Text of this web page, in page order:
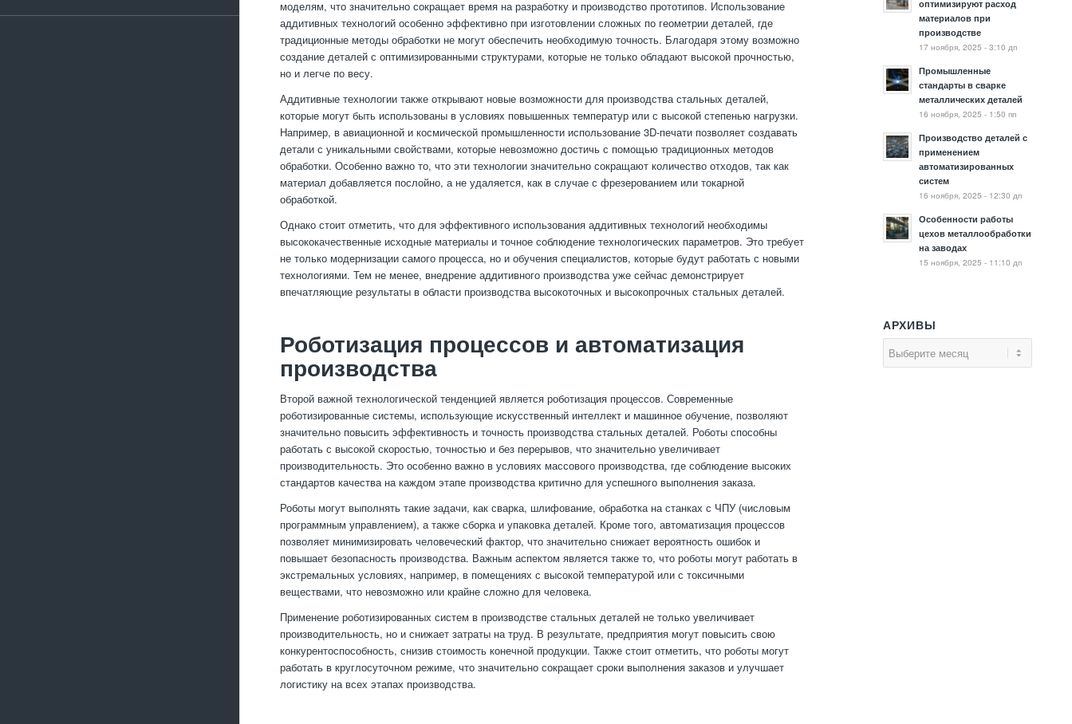
моделям, что значительно сокращает время на разработку и производство прототипов. Использование
аддитивных технологий особенно эффективно при изготовлении сложных по геометрии деталей, где
традиционные методы обработки не могут обеспечить необходимую точность. Благодаря этому возможно
создание деталей с оптимизированными структурами, которые не только обладают высокой прочностью,
но и легче по весу.
Аддитивные технологии также открывают новые возможности для производства стальных деталей,
которые могут быть использованы в условиях повышенных температур или с высокой степенью нагрузки.
Например, в авиационной и космической промышленности использование 3D-печати позволяет создавать
детали с уникальными свойствами, которые невозможно достичь с помощью традиционных методов
обработки. Особенно важно то, что эти технологии значительно сокращают количество отходов, так как
материал добавляется послойно, а не удаляется, как в случае с фрезерованием или токарной
обработкой.
Однако стоит отметить, что для эффективного использования аддитивных технологий необходимы
высококачественные исходные материалы и точное соблюдение технологических параметров. Это требует
не только модернизации самого процесса, но и обучения специалистов, которые будут работать с новыми
технологиями. Тем не менее, внедрение аддитивного производства уже сейчас демонстрирует
впечатляющие результаты в области производства высокоточных и высокопрочных стальных деталей.
Роботизация процессов и автоматизация
производства
Второй важной технологической тенденцией является роботизация процессов. Современные
роботизированные системы, использующие искусственный интеллект и машинное обучение, позволяют
значительно повысить эффективность и точность производства стальных деталей. Роботы способны
работать с высокой скоростью, точностью и без перерывов, что значительно увеличивает
производительность. Это особенно важно в условиях массового производства, где соблюдение высоких
стандартов качества на каждом этапе производства критично для успешного выполнения заказа.
Роботы могут выполнять такие задачи, как сварка, шлифование, обработка на станках с ЧПУ (числовым
программным управлением), а также сборка и упаковка деталей. Кроме того, автоматизация процессов
позволяет минимизировать человеческий фактор, что значительно снижает вероятность ошибок и
повышает безопасность производства. Важным аспектом является также то, что роботы могут работать в
экстремальных условиях, например, в помещениях с высокой температурой или с токсичными
веществами, что невозможно или крайне сложно для человека.
Применение роботизированных систем в производстве стальных деталей не только увеличивает
производительность, но и снижает затраты на труд. В результате, предприятия могут повысить свою
конкурентоспособность, снизив стоимость конечной продукции. Также стоит отметить, что роботы могут
работать в круглосуточном режиме, что значительно сокращает сроки выполнения заказов и улучшает
логистику на всех этапах производства.
оптимизируют расход
материалов при
производстве
17 ноября, 2025 - 3:10 дп
Промышленные
стандарты в сварке
металлических деталей
16 ноября, 2025 - 1:50 пп
Производство деталей с
применением
автоматизированных
систем
16 ноября, 2025 - 12:30 дп
Особенности работы
цехов металлообработки
на заводах
15 ноября, 2025 - 11:10 дп
АРХИВЫ